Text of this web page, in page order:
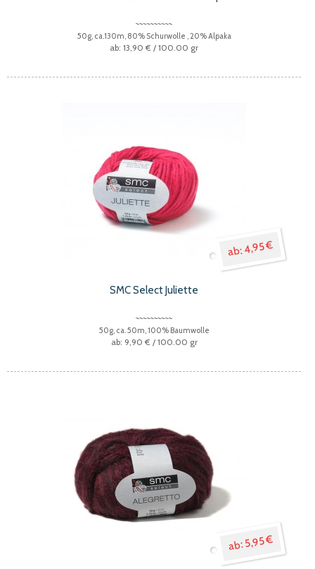
50g, ca.130m, 80% Schurwolle , 20% Alpaka
13,90 € / 100.00 gr
4,95 €
SMC Select Juliette
50g, ca. 50m, 100% Baumwolle
9,90 € / 100.00 gr
5,95 €